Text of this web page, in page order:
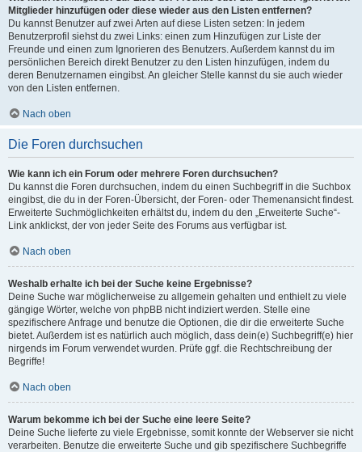
Mitglieder hinzufügen oder diese wieder aus den Listen entfernen?
Du kannst Benutzer auf zwei Arten auf diese Listen setzen: In jedem
Benutzerprofil siehst du zwei Links: einen zum Hinzufügen zur Liste der
Freunde und einen zum Ignorieren des Benutzers. Außerdem kannst du im
persönlichen Bereich direkt Benutzer zu den Listen hinzufügen, indem du
deren Benutzernamen eingibst. An gleicher Stelle kannst du sie auch wieder
von den Listen entfernen.
Nach oben
Die Foren durchsuchen
Wie kann ich ein Forum oder mehrere Foren durchsuchen?
Du kannst die Foren durchsuchen, indem du einen Suchbegriff in die Suchbox
eingibst, die du in der Foren-Übersicht, der Foren- oder Themenansicht findest.
Erweiterte Suchmöglichkeiten erhältst du, indem du den „Erweiterte Suche“-
Link anklickst, der von jeder Seite des Forums aus verfügbar ist.
Nach oben
Weshalb erhalte ich bei der Suche keine Ergebnisse?
Deine Suche war möglicherweise zu allgemein gehalten und enthielt zu viele
gängige Wörter, welche von phpBB nicht indiziert werden. Stelle eine
spezifischere Anfrage und benutze die Optionen, die dir die erweiterte Suche
bietet. Außerdem ist es natürlich auch möglich, dass dein(e) Suchbegriff(e) hier
nirgends im Forum verwendet wurden. Prüfe ggf. die Rechtschreibung der
Begriffe!
Nach oben
Warum bekomme ich bei der Suche eine leere Seite?
Deine Suche lieferte zu viele Ergebnisse, somit konnte der Webserver sie nicht
verarbeiten. Benutze die erweiterte Suche und gib spezifischere Suchbegriffe